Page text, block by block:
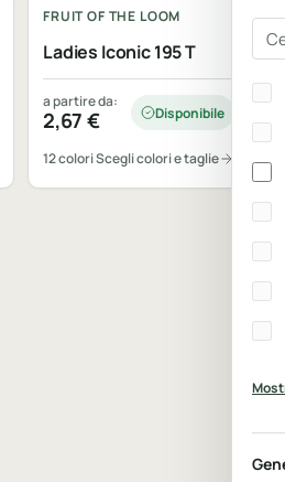
FRUIT OF THE LOOM
Ladies Iconic 195 T
a partire da:
2,67€ Disponibile
12 coloriScegli colori e taglie